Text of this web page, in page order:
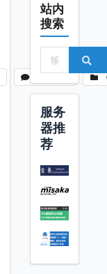
站内
搜索
服务
器推
荐